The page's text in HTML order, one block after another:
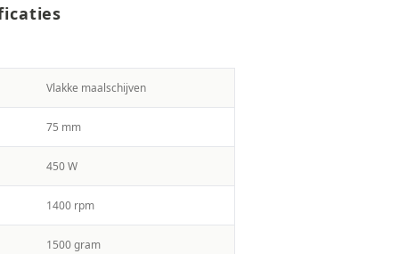
Vlakke maalschijven
75 mm
450 W
1400 rpm
1500 gram